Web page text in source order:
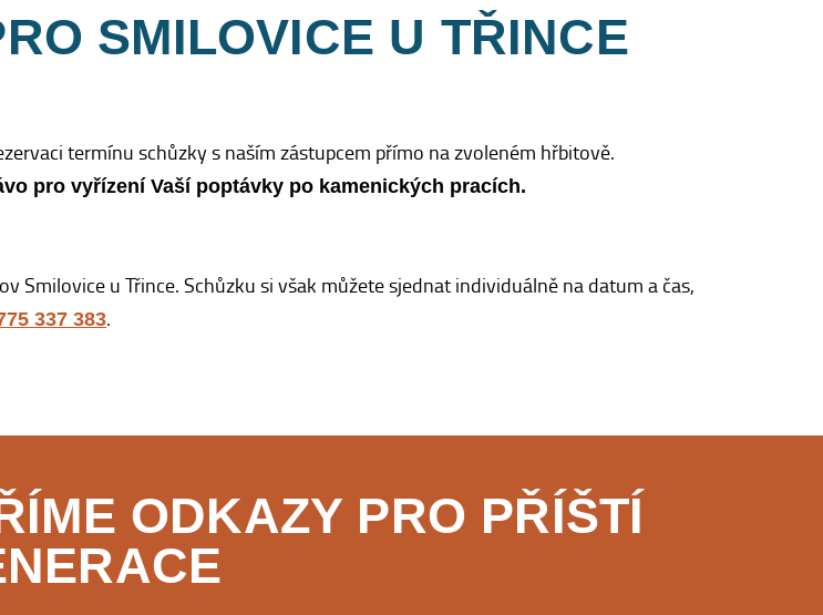
SMILOVICE U TŘINCE
termínu schůzky s naším zástupcem přímo na zvoleném hřbitově.
pro vyřízení Vaší poptávky po kamenických pracích.
Smilovice u Třince. Schůzku si však můžete sjednat individuálně na datum a čas,
337 383.
ODKAZY PRO PŘÍŠTÍ